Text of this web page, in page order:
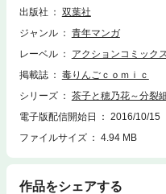
出版社
双葉社
ジャンル
青年マンガ
レーベル
アクションコミックス
掲載誌
毒りんごｃｏｍｉｃ
シリーズ
茶子と穂乃花～分裂
電子版配信開始日
2016/10/15
ファイルサイズ
4.94 MB
作品をシェアする